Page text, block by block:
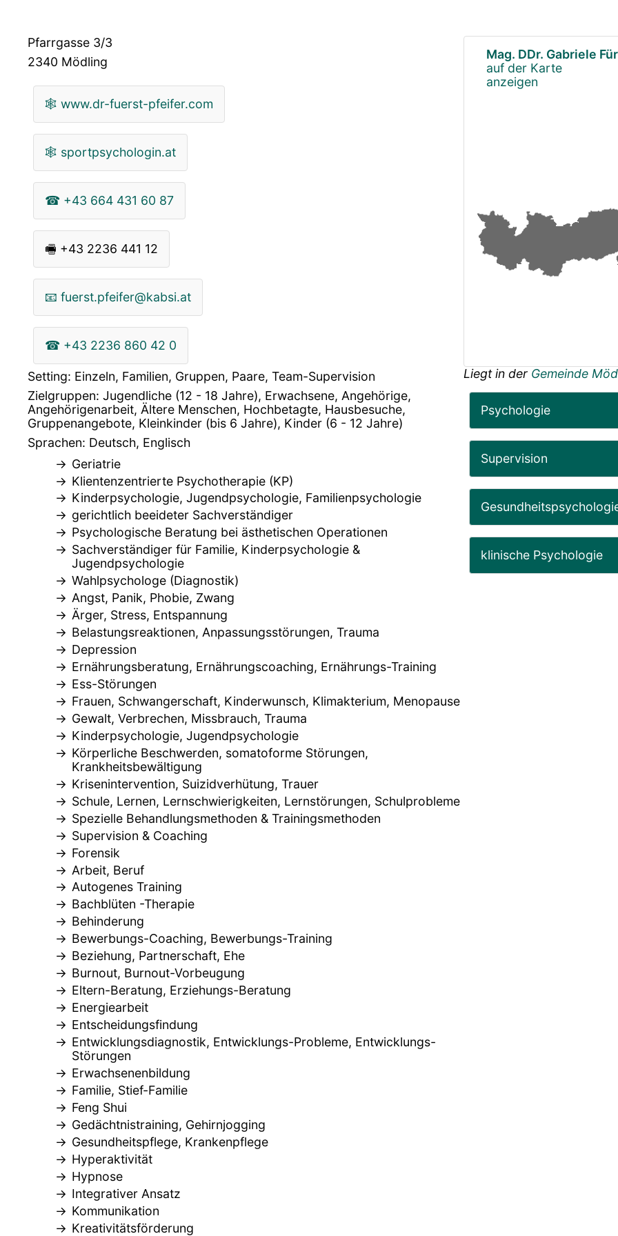
Pfarrgasse 3/3
2340 Mödling
🕸 www.dr-fuerst-pfeifer.com
🕸 sportpsychologin.at
☎ +43 664 431 60 87
🖷 +43 2236 441 12
📧 fuerst.pfeifer@kabsi.at
☎ +43 2236 860 42 0
Setting: Einzeln, Familien, Gruppen, Paare, Team-Supervision
Zielgruppen: Jugendliche (12 - 18 Jahre), Erwachsene, Angehörige,
Angehörigenarbeit, Ältere Menschen, Hochbetagte, Hausbesuche,
Gruppenangebote, Kleinkinder (bis 6 Jahre), Kinder (6 - 12 Jahre)
Sprachen: Deutsch, Englisch
Geriatrie
Klientenzentrierte Psychotherapie (KP)
Kinderpsychologie, Jugendpsychologie, Familienpsychologie
gerichtlich beeideter Sachverständiger
Psychologische Beratung bei ästhetischen Operationen
Sachverständiger für Familie, Kinderpsychologie &
Jugendpsychologie
Wahlpsychologe (Diagnostik)
Angst, Panik, Phobie, Zwang
Ärger, Stress, Entspannung
Belastungsreaktionen, Anpassungsstörungen, Trauma
Depression
Ernährungsberatung, Ernährungscoaching, Ernährungs-Training
Ess-Störungen
Frauen, Schwangerschaft, Kinderwunsch, Klimakterium, Menopause
Gewalt, Verbrechen, Missbrauch, Trauma
Kinderpsychologie, Jugendpsychologie
Körperliche Beschwerden, somatoforme Störungen,
Krankheitsbewältigung
Krisenintervention, Suizidverhütung, Trauer
Schule, Lernen, Lernschwierigkeiten, Lernstörungen, Schulprobleme
Spezielle Behandlungsmethoden & Trainingsmethoden
Supervision & Coaching
Forensik
Arbeit, Beruf
Autogenes Training
Bachblüten -Therapie
Behinderung
Bewerbungs-Coaching, Bewerbungs-Training
Beziehung, Partnerschaft, Ehe
Burnout, Burnout-Vorbeugung
Eltern-Beratung, Erziehungs-Beratung
Energiearbeit
Entscheidungsfindung
Entwicklungsdiagnostik, Entwicklungs-Probleme, Entwicklungs-
Störungen
Erwachsenenbildung
Familie, Stief-Familie
Feng Shui
Gedächtnistraining, Gehirnjogging
Gesundheitspflege, Krankenpflege
Hyperaktivität
Hypnose
Integrativer Ansatz
Kommunikation
Kreativitätsförderung
Mag. DDr. Gabriele
auf der Karte
anzeigen
Liegt in der Gemeinde
Psychologie
Supervision
klinische Psychologie